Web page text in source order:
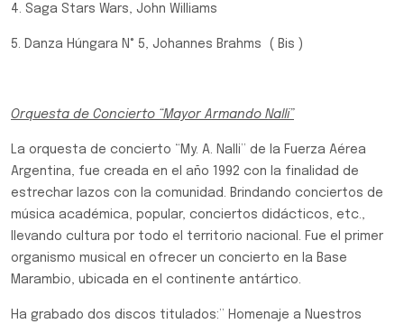
4. Saga Stars Wars, John Williams
5. Danza Húngara N° 5, Johannes Brahms ( Bis )
Orquesta de Concierto “Mayor Armando Nalli”
La orquesta de concierto “My. A. Nalli” de la Fuerza Aérea
Argentina, fue creada en el año 1992 con la finalidad de
estrechar lazos con la comunidad. Brindando conciertos de
música académica, popular, conciertos didácticos, etc.,
llevando cultura por todo el territorio nacional. Fue el primer
organismo musical en ofrecer un concierto en la Base
Marambio, ubicada en el continente antártico.
Ha grabado dos discos titulados:” Homenaje a Nuestros